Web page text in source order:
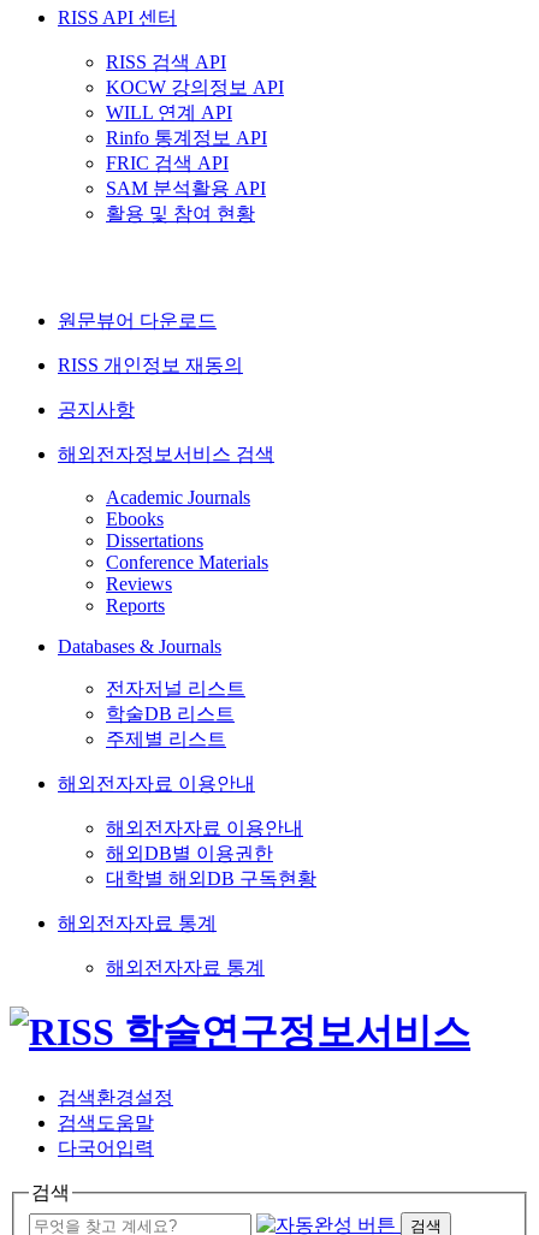
RISS API 센터
RISS 검색 API
KOCW 강의정보 API
WILL 연계 API
Rinfo 통계정보 API
FRIC 검색 API
SAM 분석활용 API
활용 및 참여 현황
원문뷰어 다운로드
RISS 개인정보 재동의
공지사항
해외전자정보서비스 검색
Academic Journals
Ebooks
Dissertations
Conference Materials
Reviews
Reports
Databases & Journals
전자저널 리스트
학술DB 리스트
주제별 리스트
해외전자자료 이용안내
해외전자자료 이용안내
해외DB별 이용권한
대학별 해외DB 구독현황
해외전자자료 통계
해외전자자료 통계
검색환경설정
검색도움말
다국어입력
검색
검색